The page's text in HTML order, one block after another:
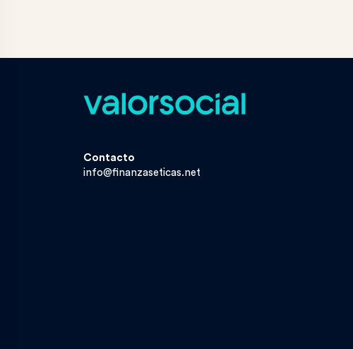
Contacto
info@finanzaseticas.net